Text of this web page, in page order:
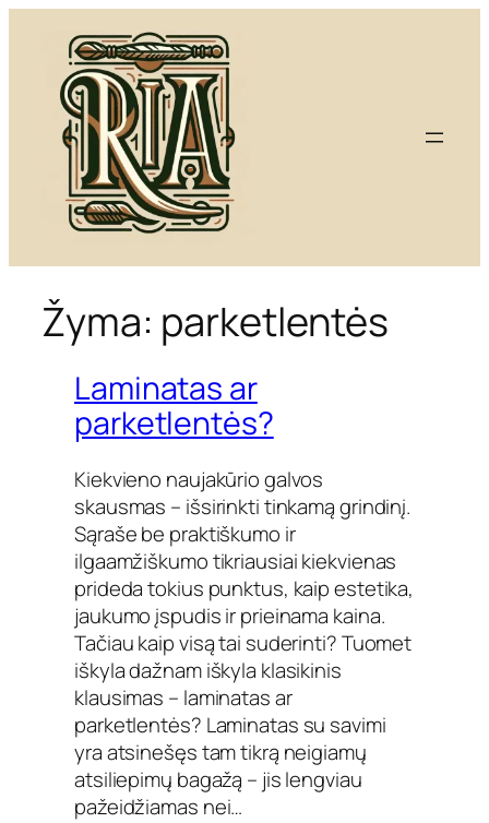
turinio
Žyma: parketlentės
Laminatas ar
parketlentės?
Kiekvieno naujakūrio galvos
skausmas – išsirinkti tinkamą grindinį.
Sąraše be praktiškumo ir
ilgaamžiškumo tikriausiai kiekvienas
prideda tokius punktus, kaip estetika,
jaukumo įspudis ir prieinama kaina.
Tačiau kaip visą tai suderinti? Tuomet
iškyla dažnam iškyla klasikinis
klausimas – laminatas ar
parketlentės? Laminatas su savimi
yra atsinešęs tam tikrą neigiamų
atsiliepimų bagažą – jis lengviau
pažeidžiamas nei…